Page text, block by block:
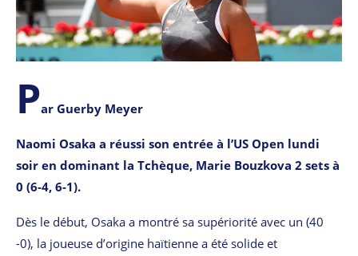
Par Guerby Meyer
Naomi Osaka a réussi son entrée à l’US Open lundi
soir en dominant la Tchèque, Marie Bouzkova 2 sets à
0 (6-4, 6-1).
Dès le début, Osaka a montré sa supériorité avec un (40
-0), la joueuse d’origine haïtienne a été solide et